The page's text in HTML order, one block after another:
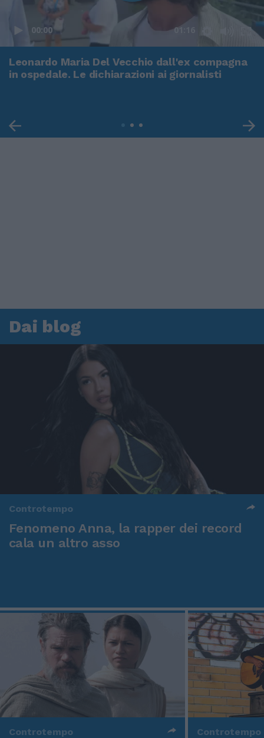
00:00 01:16
Leonardo Maria Del Vecchio dall'ex compagna
in ospedale. Le dichiarazioni ai giornalisti
Dai blog
Controtempo
Fenomeno Anna, la rapper dei record
cala un altro asso
Controtempo Controtempo